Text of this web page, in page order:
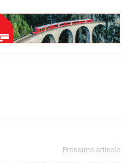
Prossimo articolo